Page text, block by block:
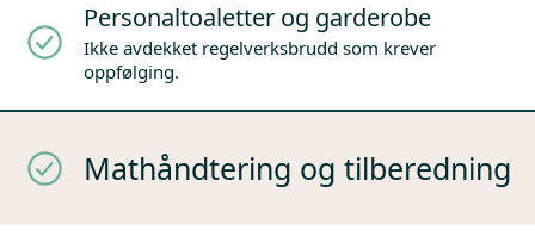
Personaltoaletter og garderobe
Ikke avdekket regelverksbrudd som krever
oppfølging.
Mathåndtering og tilberedning